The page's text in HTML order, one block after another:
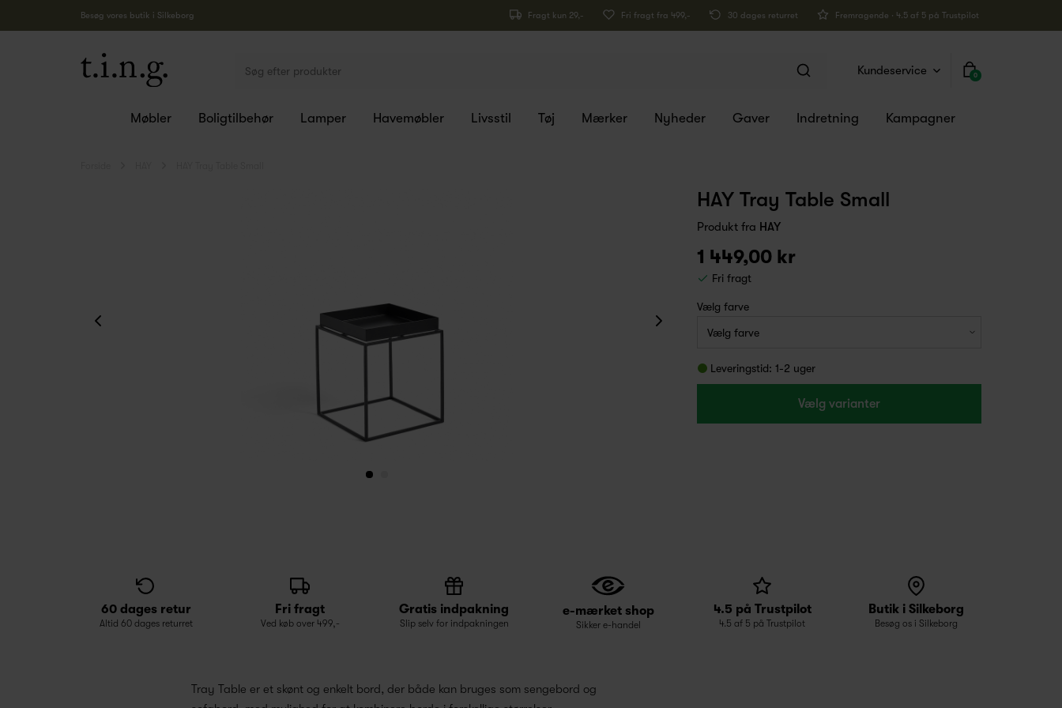
Besøg vores butik i Silkeborg Fragt kun 29,- Fri fragt fra 499,- 30 dages returret Fremragende · 4.5 af 5 på Trustpilot
0
Kundeservice
Møbler Boligtilbehør Lamper Havemøbler Livsstil Tøj Mærker Nyheder Gaver Indretning Kampagner
HAY Tray Table Small
Produkt fra HAY
1 449,00 kr
Fri fragt
Vælg farve
Leveringstid: 1-2 uger
Vælg varianter
60 dages retur
Altid 60 dages returret
Fri fragt
Ved køb over 499,-
Gratis indpakning
Slip selv for indpakningen
e-mærket shop
Sikker e-handel
4.5 på Trustpilot
4.5 af 5 på Trustpilot
Butik i Silkeborg
Besøg os i Silkeborg
Tray Table er et skønt og enkelt bord, der både kan bruges som sengebord og